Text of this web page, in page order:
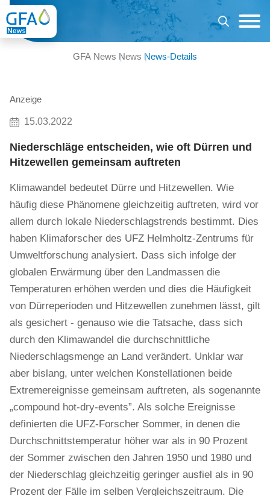
GFA News News News-Details
Anzeige
15.03.2022
Niederschläge entscheiden, wie oft Dürren und
Hitzewellen gemeinsam auftreten
Klimawandel bedeutet Dürre und Hitzewellen. Wie
häufig diese Phänomene gleichzeitig auftreten, wird vor
allem durch lokale Niederschlagstrends bestimmt. Dies
haben Klimaforscher des UFZ Helmholtz-Zentrums für
Umweltforschung analysiert. Dass sich infolge der
globalen Erwärmung über den Landmassen die
Temperaturen erhöhen werden und dies die Häufigkeit
von Dürreperioden und Hitzewellen zunehmen lässt, gilt
als gesichert - genauso wie die Tatsache, dass sich
durch den Klimawandel die durchschnittliche
Niederschlagsmenge an Land verändert. Unklar war
aber bislang, unter welchen Konstellationen beide
Extremereignisse gemeinsam auftreten, als sogenannte
„compound hot-dry-events”. Als solche Ereignisse
definierten die UFZ-Forscher Sommer, in denen die
Durchschnittstemperatur höher war als in 90 Prozent
der Sommer zwischen den Jahren 1950 und 1980 und
der Niederschlag gleichzeitig geringer ausfiel als in 90
Prozent der Fälle im selben Vergleichszeitraum. Die